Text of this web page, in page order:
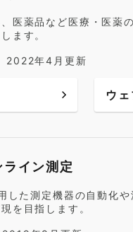
医薬品など医療・医薬
ます。
年4月更新
ウ
イン測定
した測定機器の自動化
を目指します。